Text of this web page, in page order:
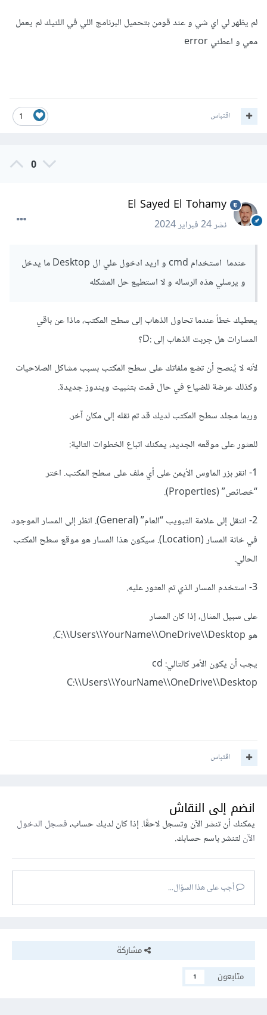
لم يظهر لي اي شي و عند قومن بتحميل البرنامج اللي في اللنيك لم يعمل
معي و اعطني error
1 اقتباس
0
El Sayed El Tohamy
نشر24 فبراير 2024
عندما استخدام cmd و اريد ادخول علي ال Desktop ما يدخل
و يرسلي هذه الرساله و لا استطيع حل المشكله
يعطيك خطأ عندما تحاول الذهاب إلى سطح المكتب، ماذا عن باقي
المسارات هل جربت الذهاب إلى
لأنه لا يُنصح أن تضع ملفاتك على سطح المكتب بسبب مشاكل الصلاحيات
وكذلك عرضة للضياع في حال قمت بتثبيت ويندوز جديدة.
وربما مجلد سطح المكتب لديك قد تم نقله إلى مكان آخر.
للعثور على موقعه الجديد، يمكنك اتباع الخطوات التالية:
1- انقر بزر الماوس الأيمن على أي ملف على سطح المكتب. اختر
“خصائص” (Properties).
2- انتقل إلى علامة التبويب “العام” (General). انظر إلى المسار الموجود
في خانة المسار (Location). سيكون هذا المسار هو موقع سطح المكتب
الحالي.
3- استخدم المسار الذي تم العثور عليه.
على سبيل المثال، إذا كان المسار
هو C:\\Users\\YourName\\OneDrive\\Desktop،
يجب أن يكون الأمر كالتالي: cd
C:\\Users\\YourName\\OneDrive\\Desktop
اقتباس
انضم إلى النقاش
يمكنك أن تنشر الآن وتسجل لاحقًا. إذا كان لديك حساب،فسجل الدخول
الآنلتنشر باسم حسابك.
أجب على هذا السؤال...
مشاركة
متابعون
1